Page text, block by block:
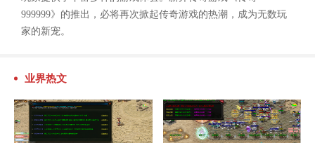
999999》的推出，必将再次掀起传奇游戏的热潮，成为无数玩
家的新宠。
业界热文